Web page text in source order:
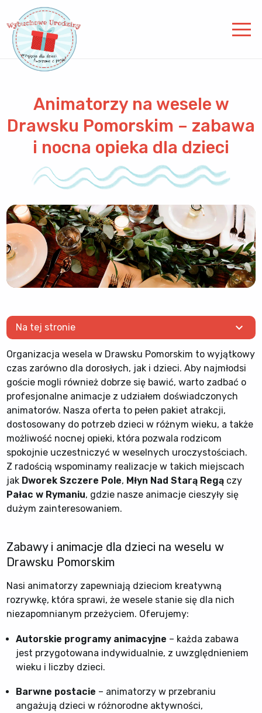
Animatorzy na wesele w
Drawsku Pomorskim – zabawa
i nocna opieka dla dzieci
Na tej stronie expand_more
Organizacja wesela w Drawsku Pomorskim to wyjątkowy
czas zarówno dla dorosłych, jak i dzieci. Aby najmłodsi
goście mogli również dobrze się bawić, warto zadbać o
profesjonalne animacje z udziałem doświadczonych
animatorów. Nasza oferta to pełen pakiet atrakcji,
dostosowany do potrzeb dzieci w różnym wieku, a także
możliwość nocnej opieki, która pozwala rodzicom
spokojnie uczestniczyć w weselnych uroczystościach.
Z radością wspominamy realizacje w takich miejscach
jak Dworek Szczere Pole, Młyn Nad Starą Regą czy
Pałac w Rymaniu, gdzie nasze animacje cieszyły się
dużym zainteresowaniem.
Zabawy i animacje dla dzieci na weselu w
Drawsku Pomorskim
Nasi animatorzy zapewniają dzieciom kreatywną
rozrywkę, która sprawi, że wesele stanie się dla nich
niezapomnianym przeżyciem. Oferujemy:
Autorskie programy animacyjne – każda zabawa
jest przygotowana indywidualnie, z uwzględnieniem
wieku i liczby dzieci.
Barwne postacie – animatorzy w przebraniu
angażują dzieci w różnorodne aktywności,